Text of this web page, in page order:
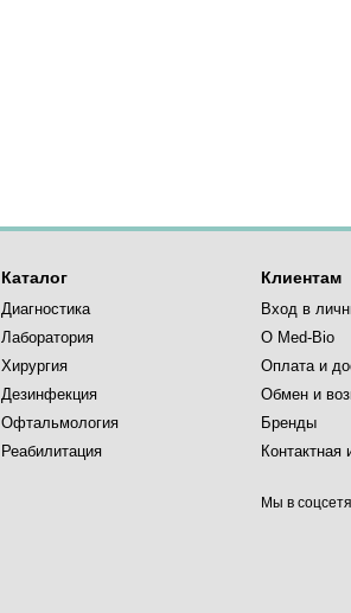
Каталог
Диагностика
Лаборатория
Хирургия
Дезинфекция
Офтальмология
Реабилитация
Клиентам
Вход в
О Med-Bio
Оплата и
Обмен и
Бренды
Мы в